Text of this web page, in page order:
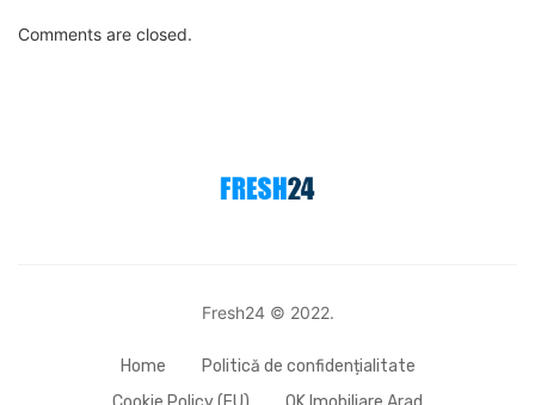
Comments are closed.
Fresh24 © 2022.
Home
Politică de confidențialitate